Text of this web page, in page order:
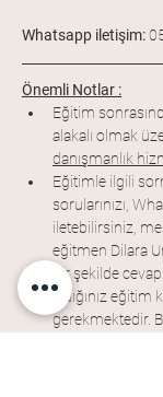
Whatsapp iletişim:
Önemli Notlar :
Eğitim
alakalı olmak
danışmanlık
Eğitimle ilgili
sorularınızı,
iletebilirsiniz,
eğitmen Dilara
bir şekilde
aldığınız eğitim
gerekmektedir.